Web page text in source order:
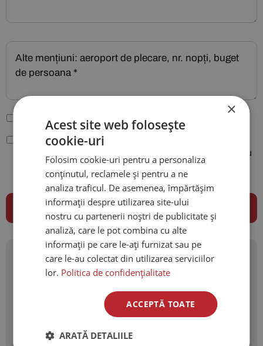
Sunt de acord cuTermenii și condițiile site-ului
Conform legiilor nr. 677/2001 si 506/2004, sunt de acord
ca datele mele cu caracter personal sa fie folosite pentru
procesarea comenzii plasate pe site-ul agentiei City
Travels si pentru a putea fi contactat.
Prețurile menționate sunt
orientative și pot suferi
modificari.
Prețurile aferente zborurilor sunt calculate pentru
disponibila in sistem la data realizarii ofertei. Ele
×
Acest site web folosește
cookie-uri
Folosim cookie-uri pentru a personaliza
conținutul, reclamele și pentru a ne
analiza traficul. De asemenea, împărtășim
informații despre utilizarea site-ului
nostru cu partenerii noștri de publicitate și
analiză, care le pot combina cu alte
informații pe care le-ați furnizat sau pe
care le-au colectat din utilizarea serviciilor
lor. Politica de confidențialitate
ACCEPTĂ TOATE
ARATĂ DETALIILE